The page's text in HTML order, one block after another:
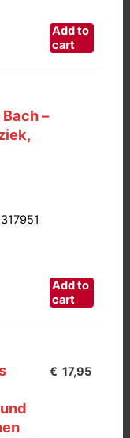
Add to
cart
–
Add to
cart
€ 17,95